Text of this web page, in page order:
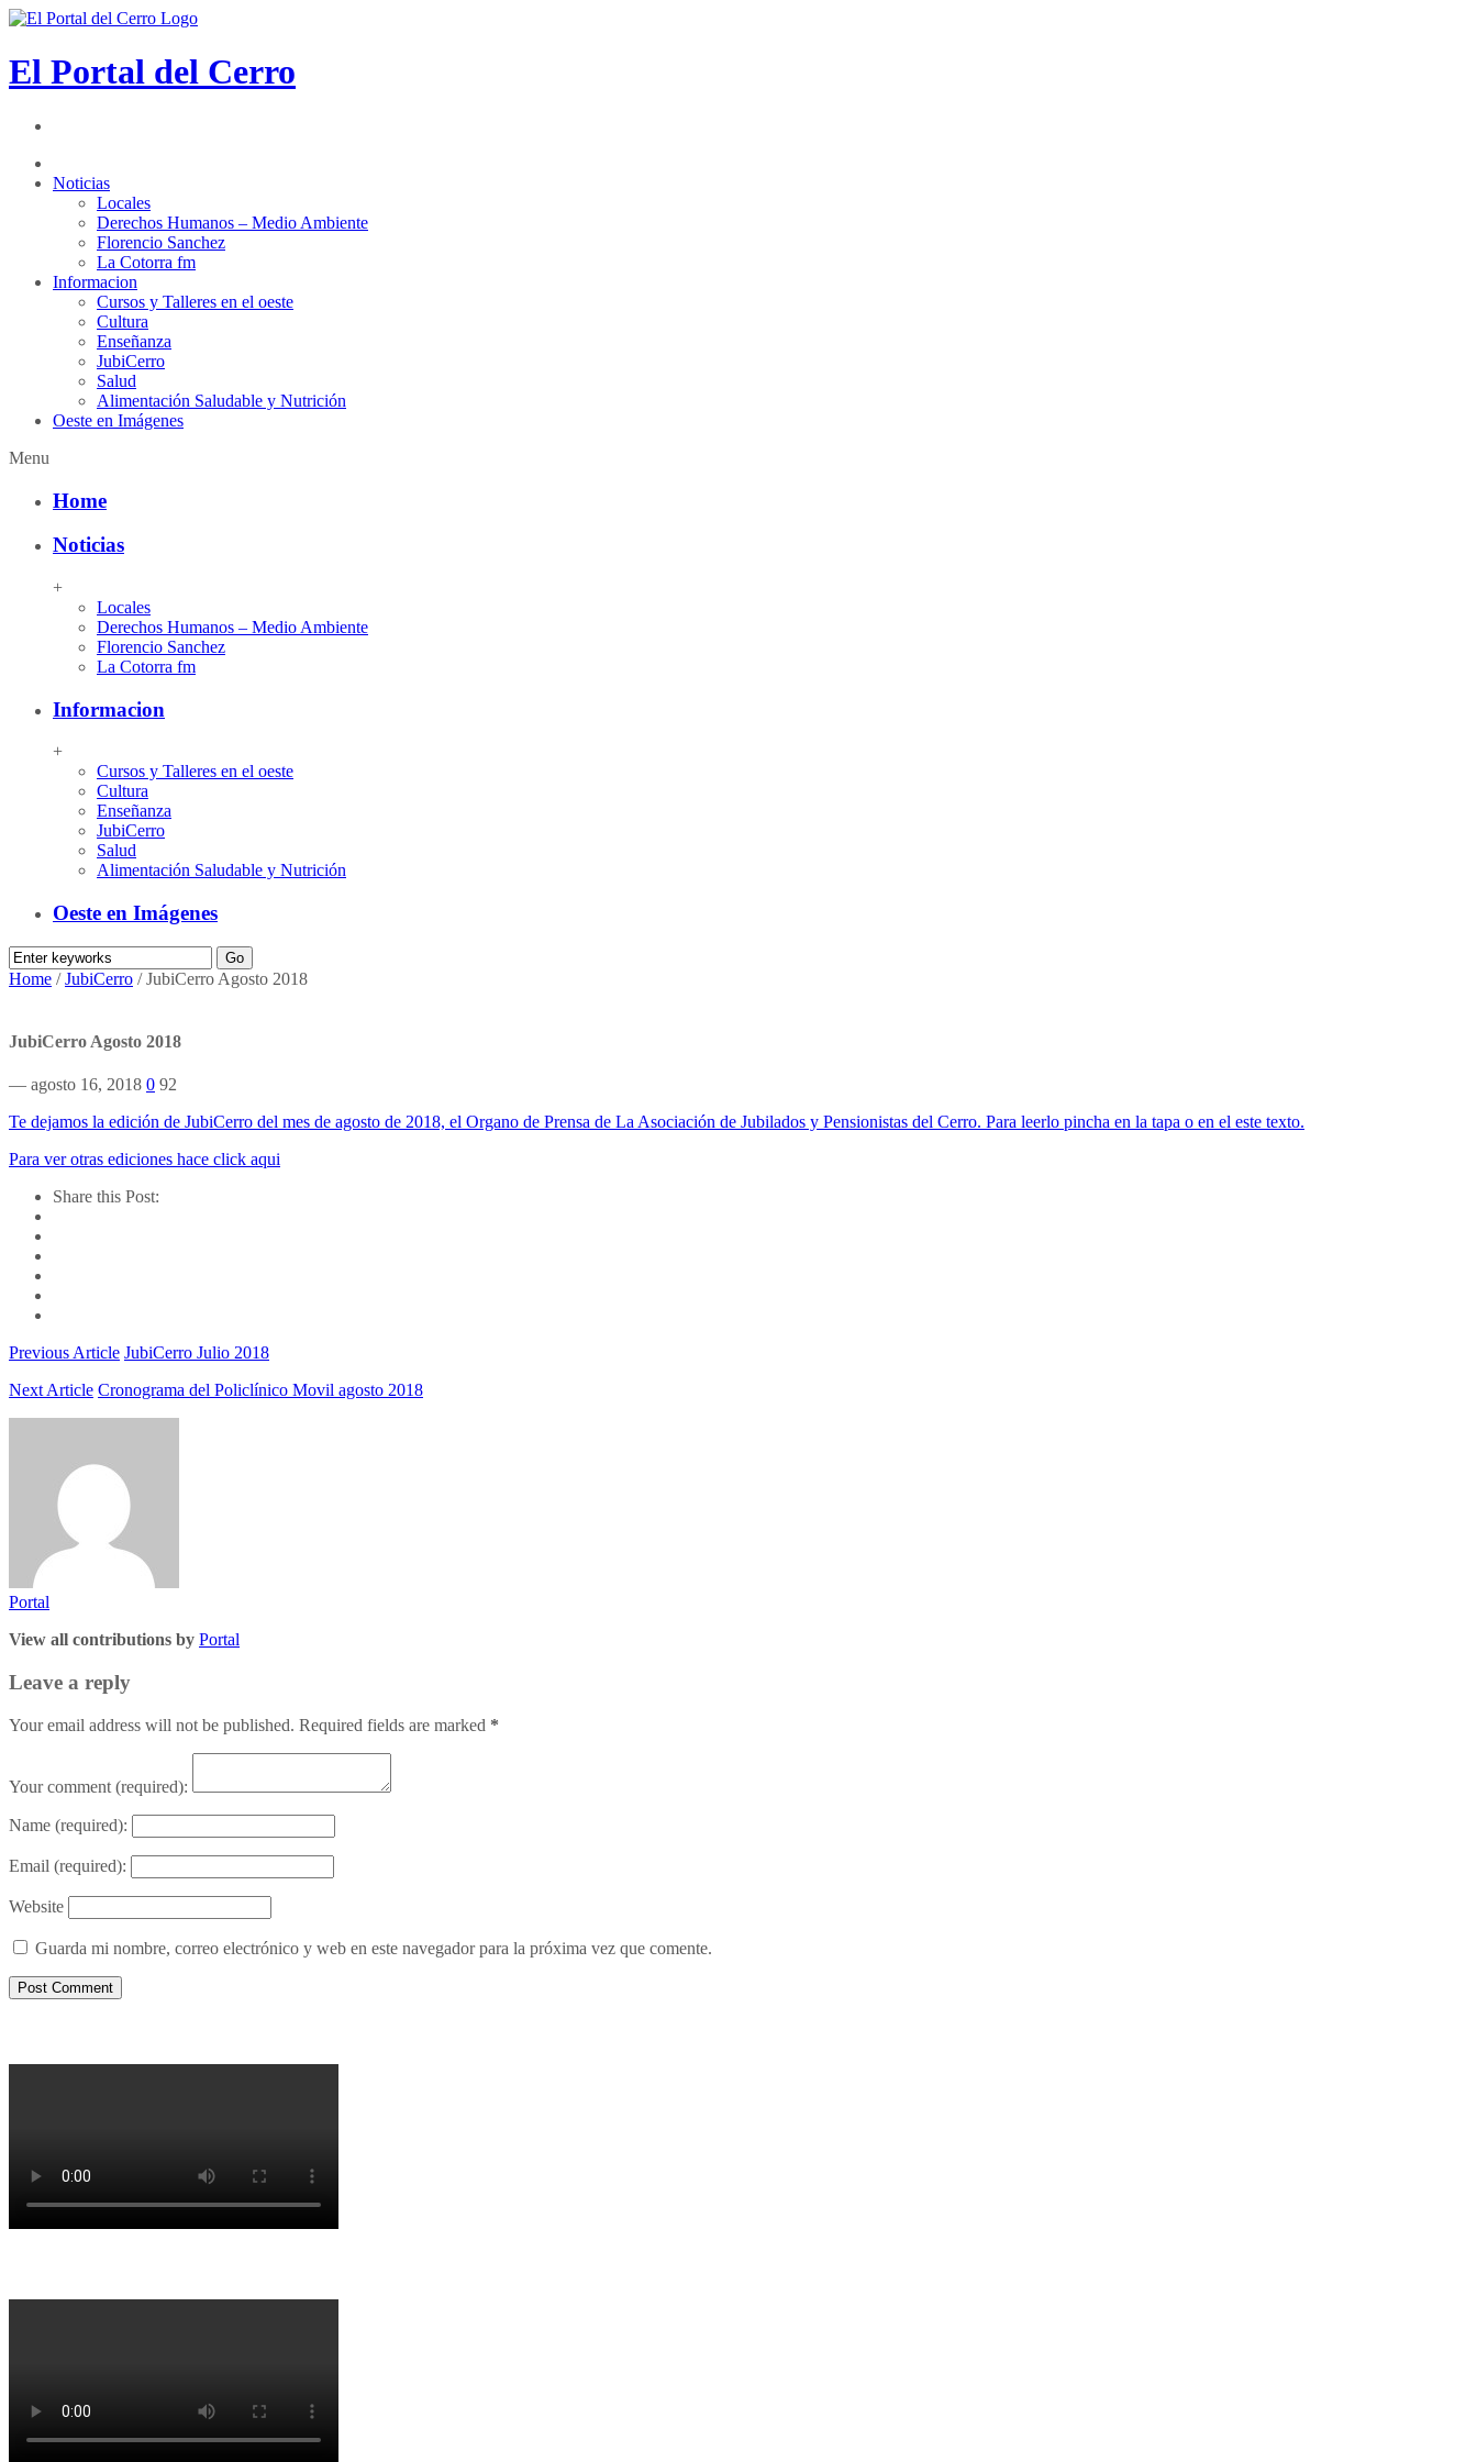
El Portal del Cerro
Noticias
Locales
Derechos Humanos – Medio Ambiente
Florencio Sanchez
La Cotorra fm
Informacion
Cursos y Talleres en el oeste
Cultura
Enseñanza
JubiCerro
Salud
Alimentación Saludable y Nutrición
Oeste en Imágenes
Menu
Home
Noticias
+
Locales
Derechos Humanos – Medio Ambiente
Florencio Sanchez
La Cotorra fm
Informacion
+
Cursos y Talleres en el oeste
Cultura
Enseñanza
JubiCerro
Salud
Alimentación Saludable y Nutrición
Oeste en Imágenes
Home /JubiCerro /JubiCerro Agosto 2018
JubiCerro Agosto 2018
— agosto 16, 2018 0 92
Te dejamos la edición de JubiCerro del mes de agosto de 2018, el Organo de Prensa de La Asociación de Jubilados y Pensionistas del Cerro. Para leerlo pincha en la tapa o en el este texto.
Para ver otras ediciones hace click aqui
Share this Post:
Previous Article JubiCerro Julio 2018
Next Article Cronograma del Policlínico Movil agosto 2018
Portal
View all contributions by Portal
Leave a reply
Your email address will not be published. Required fields are marked *
Your comment (required):
Name (required):
Email (required):
Website
Guarda mi nombre, correo electrónico y web en este navegador para la próxima vez que comente.